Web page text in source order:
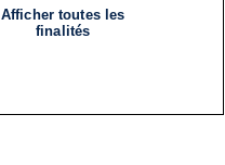
Afficher toutes les
finalités